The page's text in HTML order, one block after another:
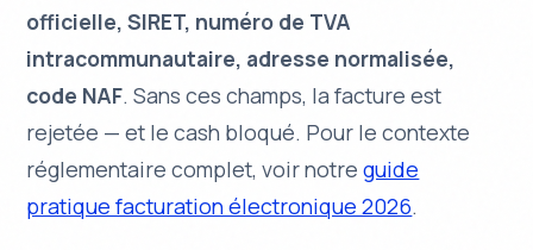
officielle, SIRET, numéro de TVA
intracommunautaire, adresse normalisée,
code NAF. Sans ces champs, la facture est
rejetée — et le cash bloqué. Pour le contexte
réglementaire complet, voir notreguide
pratique facturation électronique 2026.